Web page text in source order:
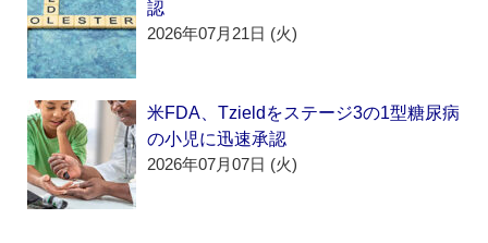
認
2026年07月21日 (火)
米FDA、Tzieldをステージ3の1型糖尿病
の小児に迅速承認
2026年07月07日 (火)